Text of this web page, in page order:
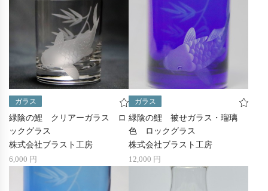
ガラス
緑陰の鯉 クリアーガラス ロ
ックグラス
株式会社ブラスト工房
6,000 円
ガラス
緑陰の鯉 被せガラス・瑠璃
色 ロックグラス
株式会社ブラスト工房
12,000 円